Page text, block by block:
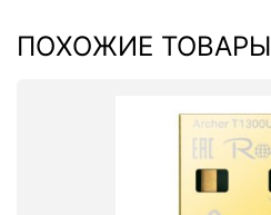
ПОХОЖИЕ ТОВАРЫ